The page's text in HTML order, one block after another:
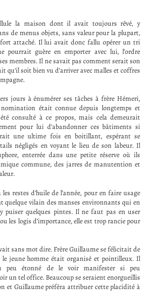
la maison dont il avait toujours rêvé, y
de menus objets, sans valeur pour la plupart,
attaché. Il lui avait donc fallu opérer un tri
pourrait guère en emporter avec lui, l’ordre
membres. Il ne savait pas comment serait son
qu’il soit bien vu d’arriver avec malles et coffres
jours à énumérer ses tâches à frère Hémeri,
nomination était connue depuis longtemps et
consulté à ce propos, mais cela demeurait
pour lui d’abandonner ces bâtiments si
une ultime fois en boitillant, espérant se
négligés en voyant le lieu de son labeur. Il
enterrée dans une petite réserve où ils
commune, des jarres de manutention et
les restes d’huile de l’année, pour en faire usage
quelque vilain des manses environnants qui en
puiser quelques pintes. Il ne faut pas en user
les logis d’importance, elle est trop rancie pour
sans mot dire. Frère Guillaume se félicitait de
le jeune homme était organisé et pointilleux. Il
peu étonné de le voir manifester si peu
un tel office. Beaucoup se seraient enorgueillis
et Guillaume préféra attribuer cette placidité à